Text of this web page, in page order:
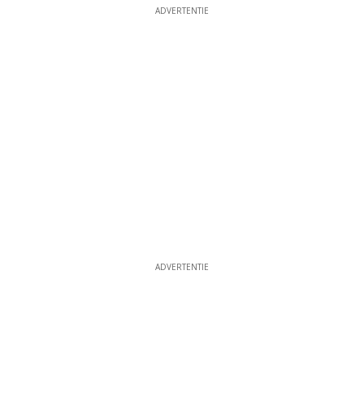
ADVERTENTIE
ADVERTENTIE